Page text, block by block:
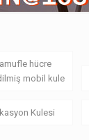
hücre
mobil kule
Kulesi